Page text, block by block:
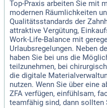
Top-Praxis arbeiten Sie mit
modernen Räumlichkeiten
Qualitätsstandards der
attraktive Vergütung,
Work-Life-Balance mit
Urlaubsregelungen. Neben
haben Sie bei uns die
teilzunehmen, bei
die digitale
nutzen. Wenn Sie über eine
ZFA verfügen, einfühlsam,
teamfähig sind, dann sollten